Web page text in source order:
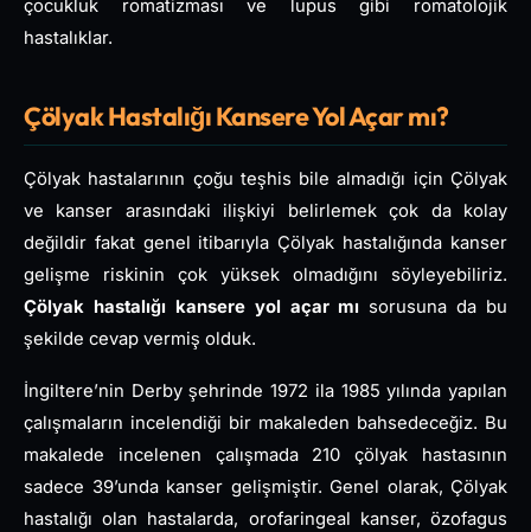
çocukluk romatizması ve lupus gibi romatolojik
hastalıklar.
Çölyak Hastalığı Kansere Yol Açar mı?
Çölyak hastalarının çoğu teşhis bile almadığı için Çölyak
ve kanser arasındaki ilişkiyi belirlemek çok da kolay
değildir fakat genel itibarıyla Çölyak hastalığında kanser
gelişme riskinin çok yüksek olmadığını söyleyebiliriz.
Çölyak hastalığı kansere yol açar mı sorusuna da bu
şekilde cevap vermiş olduk.
İngiltere’nin Derby şehrinde 1972 ila 1985 yılında yapılan
çalışmaların incelendiği bir makaleden bahsedeceğiz. Bu
makalede incelenen çalışmada 210 çölyak hastasının
sadece 39’unda kanser gelişmiştir. Genel olarak, Çölyak
hastalığı olan hastalarda, orofaringeal kanser, özofagus